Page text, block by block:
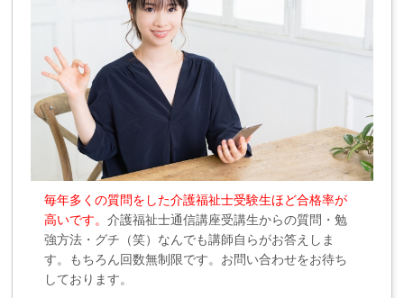
毎年多くの質問をした介護福祉士受験生ほど合格率が
高いです。介護福祉士通信講座受講生からの質問・勉
強方法・グチ（笑）なんでも講師自らがお答えしま
す。もちろん回数無制限です。お問い合わせをお待ち
しております。